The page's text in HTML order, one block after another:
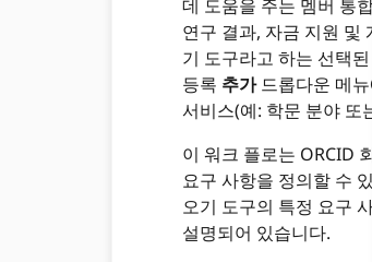
데 도움을 주는 멤버 통
연구 결과, 자금 지원 및
기 도구라고 하는 선택
등록 추가드롭다운 메
서비스(예: 학문 분야 또
이 워크 플로는 ORCID
요구 사항을 정의할 수
오기 도구의 특정 요구
설명되어 있습니다.